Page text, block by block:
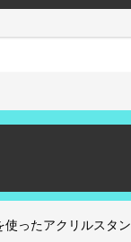
ったアクリルスタン